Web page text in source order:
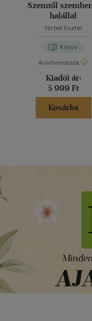
Szemtől
halállal
Törteli Eszter
Könyv
Árinformációk
Kiadói ár:
5 999 Ft
Kosárba